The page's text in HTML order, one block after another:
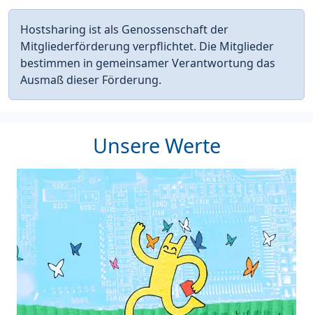
Hostsharing ist als Genossenschaft der
Mitgliederförderung verpflichtet. Die Mitglieder
bestimmen in gemeinsamer Verantwortung das
Ausmaß dieser Förderung.
Unsere Werte